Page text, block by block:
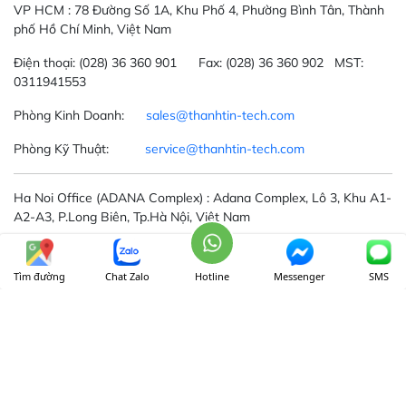
VP HCM : 78 Đường Số 1A, Khu Phố 4, Phường Bình Tân, Thành
phố Hồ Chí Minh, Việt Nam
Điện thoại: (028) 36 360 901 Fax: (028) 36 360 902 MST:
0311941553
Phòng Kinh Doanh: sales@thanhtin-tech.com
Phòng Kỹ Thuật: service@thanhtin-tech.com
Ha Noi Office (ADANA Complex) : Adana Complex, Lô 3, Khu A1-
A2-A3, P.Long Biên, Tp.Hà Nội, Việt Nam
Phòng Kinh Doanh: hanoi@thanhtin-tech.com
Phòng Kỹ Thuật: service@thanhtin-tech.com
Tìm đường Chat Zalo Hotline Messenger SMS